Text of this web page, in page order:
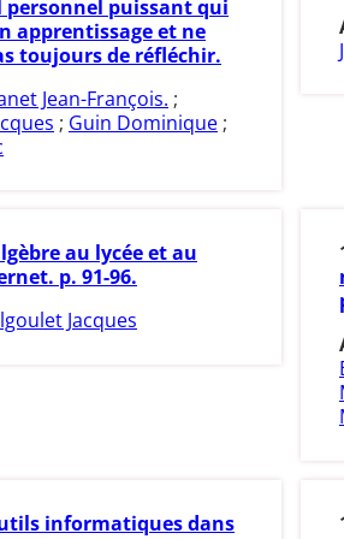
personnel puissant qui
apprentissage et ne
toujours de réfléchir.
Jean-François. ;
; Guin Dominique ;
au lycée et au
p. 91-96.
Jacques
informatiques dans